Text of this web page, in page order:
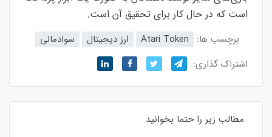
است که در حال کار برای تحقیق آن است.
برچسب ها: Atari Token ارز دیجیتال
سوادمالی
اشتراک گذاری:
مطالب زیر را حتما بخوانید